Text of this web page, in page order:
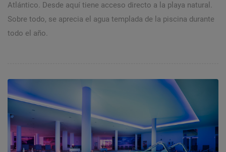
Atlántico. Desde aquí tiene acceso directo a la playa natural.
Sobre todo, se aprecia el agua templada de la piscina durante
todo el año.